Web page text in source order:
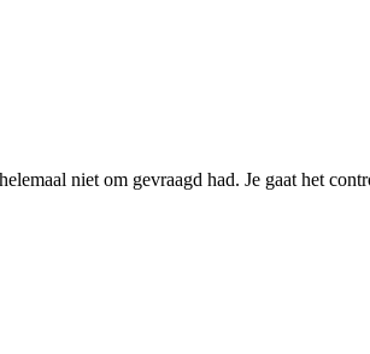
niet om gevraagd had. Je gaat het